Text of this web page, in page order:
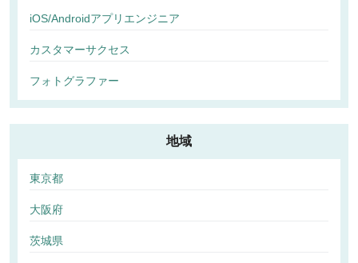
iOS/Androidアプリエンジニア
カスタマーサクセス
フォトグラファー
地域
東京都
大阪府
茨城県